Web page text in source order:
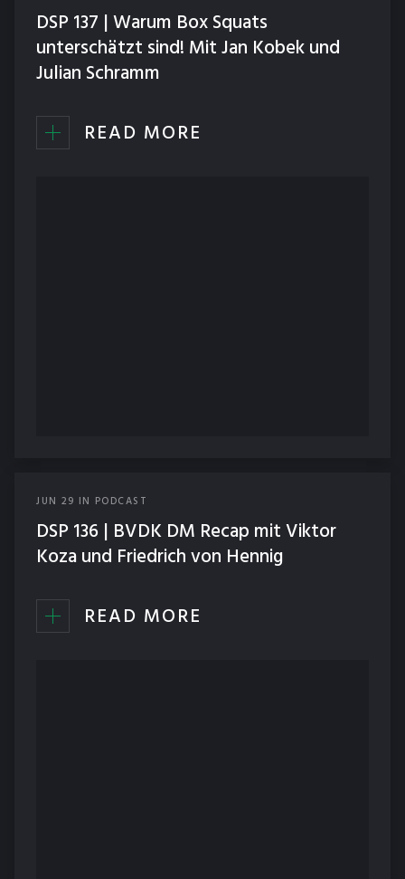
DSP 137 | Warum Box Squats
unterschätzt sind! Mit Jan Kobek und
Julian Schramm
READ MORE
JUN 29 IN PODCAST
DSP 136 | BVDK DM Recap mit Viktor
Koza und Friedrich von Hennig
READ MORE